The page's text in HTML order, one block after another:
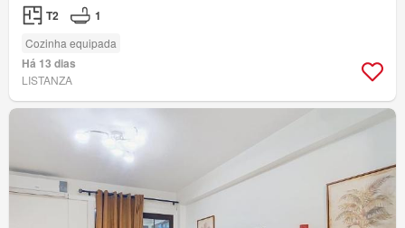
T2 1
Cozinha equipada
Há 13 dias
LISTANZA